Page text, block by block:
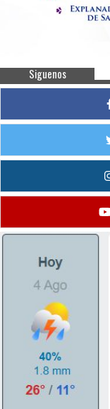
Siguenos